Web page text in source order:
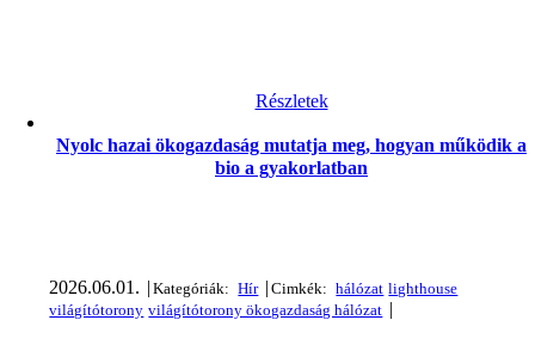
Részletek
Nyolc hazai ökogazdaság mutatja meg, hogyan működik a
bio a gyakorlatban
2026.06.01. |
|
|